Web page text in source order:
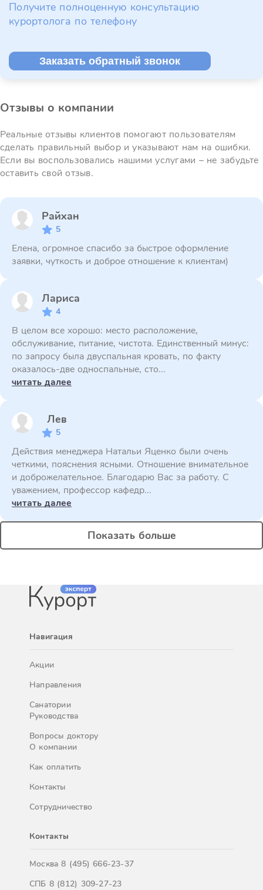
Получите полноценную консультацию
курортолога по телефону
Заказать обратный звонок
Отзывы о компании
Реальные отзывы клиентов помогают пользователям
сделать правильный выбор и указывают нам на ошибки.
Если вы воспользовались нашими услугами – не забудьте
оставить свой отзыв.
Райхан
5
Елена, огромное спасибо за быстрое оформление
заявки, чуткость и доброе отношение к клиентам)
Лариса
4
В целом все хорошо: место расположение,
обслуживание, питание, чистота. Единственный минус:
по запросу была двуспальная кровать, по факту
оказалось-две односпальные, сто...
читать далее
Лев
5
Действия менеджера Натальи Яценко были очень
четкими, пояснения ясными. Отношение внимательное
и доброжелательное. Благодарю Вас за работу. С
уважением, профессор кафедр...
читать далее
Показать больше
Навигация
Акции
Направления
Санатории
Руководства
Вопросы доктору
О компании
Как оплатить
Контакты
Сотрудничество
Контакты
Москва8 (495) 666-23-37
СПБ 8 (812) 309-27-23